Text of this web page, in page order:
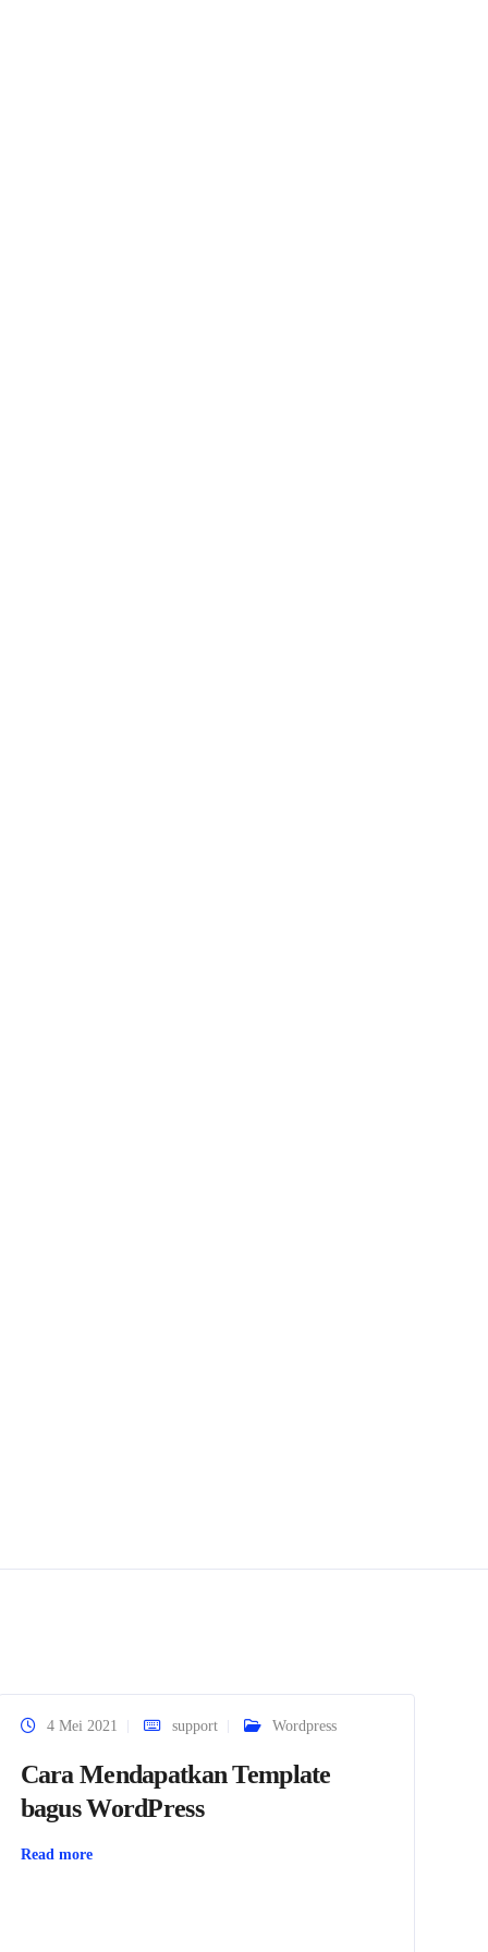
4 Mei 2021 support Wordpress
Cara Mendapatkan Template
bagus WordPress
Read more